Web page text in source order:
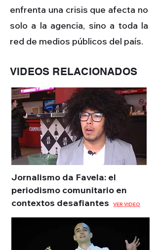
enfrenta una crisis que afecta no
solo a la agencia, sino a toda la
red de medios públicos del país.
VIDEOS RELACIONADOS
Jornalismo da Favela: el
periodismo comunitario en
contextos desafiantes
VER VIDEO